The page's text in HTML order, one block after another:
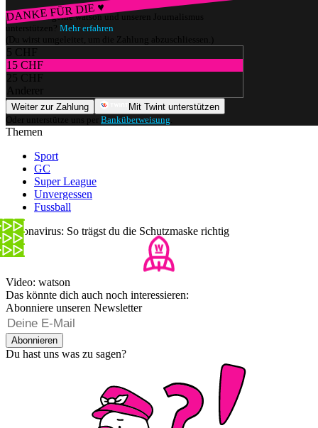
DANKE FÜR DIE ♥
Würdest du gerne watson und unseren Journalismus
unterstützen? Mehr erfahren
(Du wirst umgeleitet, um die Zahlung abzuschliessen.)
5 CHF
15 CHF
25 CHF
Anderer
Weiter zur Zahlung
Mit Twint unterstützen
Oder unterstütze uns per Banküberweisung
Themen
Sport
GC
Super League
Unvergessen
Fussball
Coronavirus: So trägst du die Schutzmaske richtig
Video: watson
Das könnte dich auch noch interessieren:
Abonniere unseren Newsletter
Abonnieren
Du hast uns was zu sagen?